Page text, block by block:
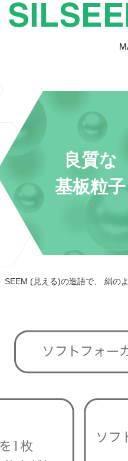
良質な
基板粒子
SEEM (見える)の造語で、 絹